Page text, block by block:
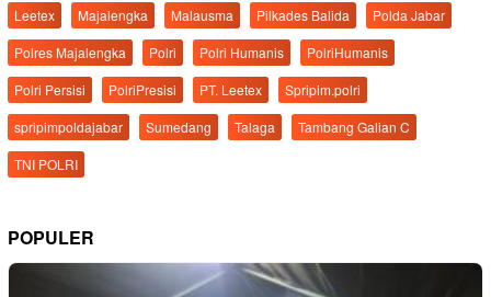
Leetex
Majalengka Malausma Pilkades Balida
Polda Jabar
Polres Majalengka
Polri Polri Humanis
PolriHumanis
Polri Persisi
PolriPresisi PT. Leetex
Spripim.polri
spripimpoldajabar
Sumedang Talaga
Tambang Galian C
TNI POLRI
POPULER